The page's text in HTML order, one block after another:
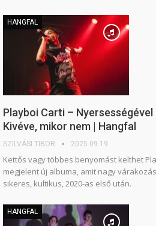
HANGFAL
Playboi Carti –
Kivéve, mikor nem | Hangfal
SZILVÁSI TIBOR 2025.09.19.
Kettős vagy többes benyomást kelthet
megjelent új albuma, amit nagy
sikeres, kultikus, 2020-as első után.
HANGFAL